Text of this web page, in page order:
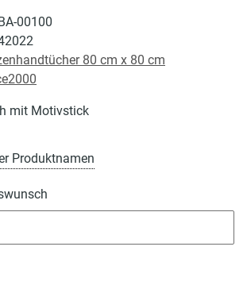
00100
80 cm x 80 cm
mit Motivstick
Produktnamen